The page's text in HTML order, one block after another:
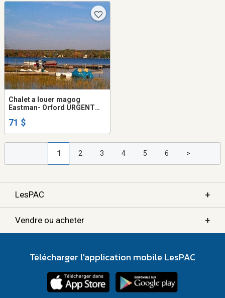
Chalet a louer magog
Eastman- Orford URGENT
71 $
1 2 3 4 5 6 >
LesPAC +
Vendre ou acheter +
Télécharger l'application mobile LesPAC